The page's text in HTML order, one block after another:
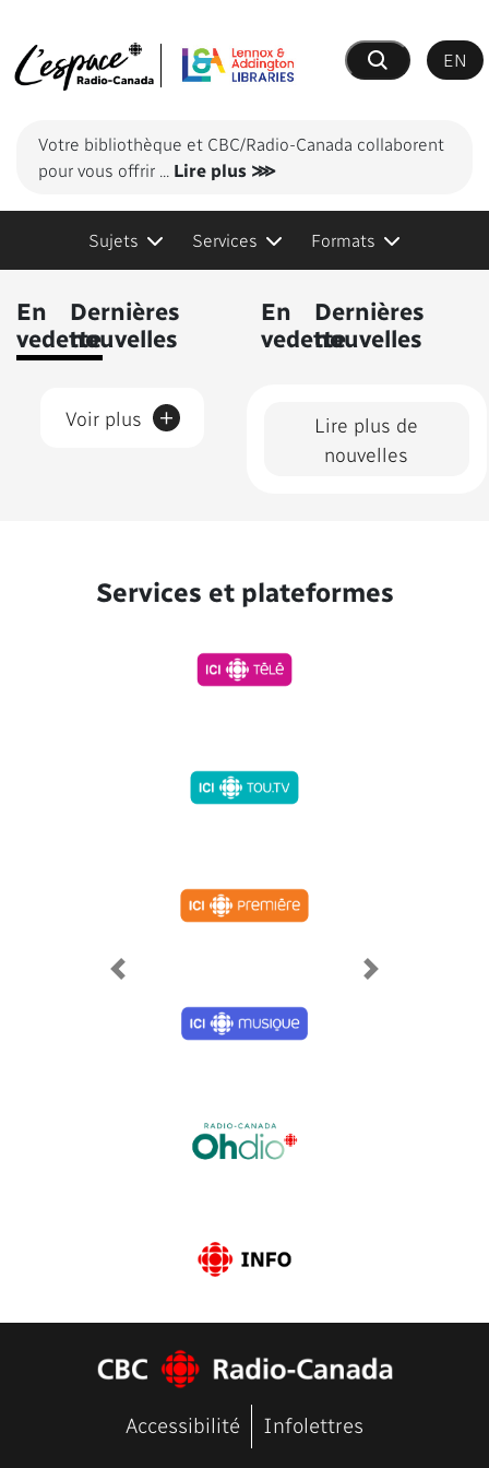
Recherche
EN
Votre bibliothèque et CBC/Radio-Canada collaborent
pour vous offrir ... Lire plus ⋙
Sujets Services Formats
En
vedette
Dernières
nouvelles
Lire plus de
nouvelles
En
vedette
Dernières
nouvelles
Voir plus +
Services et plateformes
Previous Next
Accessibilité Infolettres